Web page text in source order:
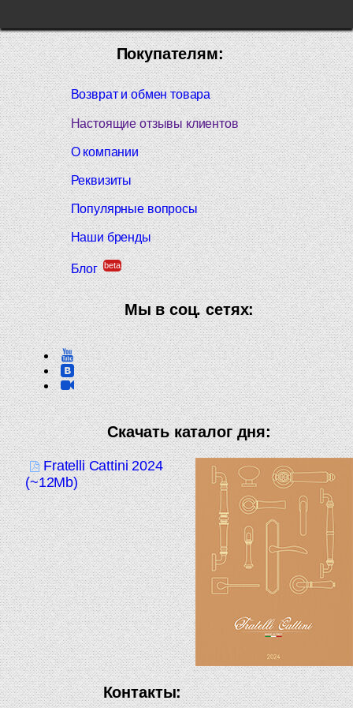
Покупателям:
Возврат и обмен товара
Настоящие отзывы клиентов
О компании
Реквизиты
Популярные вопросы
Наши бренды
Блог beta
Мы в соц. сетях:
Скачать каталог дня:
Fratelli Cattini 2024
(~12Mb)
Контакты: